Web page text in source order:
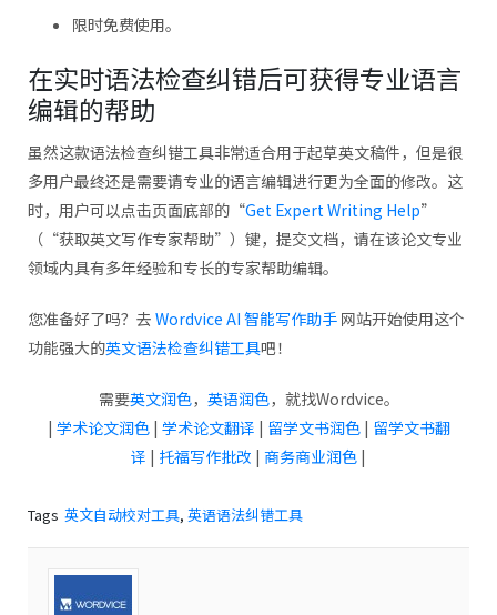
限时免费使用。
在实时语法检查纠错后可获得专业语言
编辑的帮助
虽然这款语法检查纠错工具非常适合用于起草英文稿件，但是很
多用户最终还是需要请专业的语言编辑进行更为全面的修改。这
时，用户可以点击页面底部的“Get Expert Writing Help”
（“获取英文写作专家帮助”）键，提交文档，请在该论文专业
领域内具有多年经验和专长的专家帮助编辑。
您准备好了吗？去 Wordvice AI 智能写作助手 网站开始使用这个
功能强大的英文语法检查纠错工具吧！
需要英文润色， 英语润色，就找Wordvice。
| 学术论文润色| 学术论文翻译 | 留学文书润色| 留学文书翻
译 | 托福写作批改 | 商务商业润色 |
Tags 英文自动校对工具, 英语语法纠错工具